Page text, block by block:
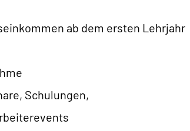
ab dem ersten Lehrjahr
Schulungen,